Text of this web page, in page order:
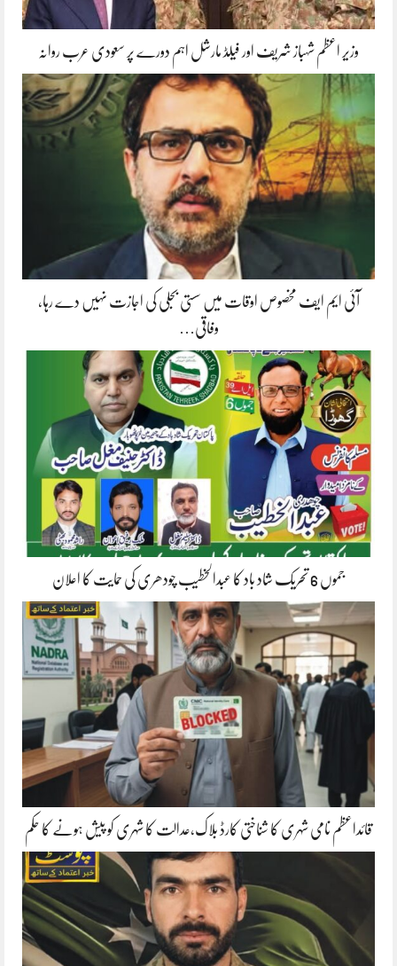
وزیر اعظم شہباز شریف اور فیلڈ مارشل اہم دورے پر سعودی عرب روانہ
آئی ایم ایف مخصوص اوقات میں سستی بجلی کی اجازت نہیں دے رہا،
وفاقی…
جموں 6 تحریک شاد باد کا عبدالخطیب چودھری کی حمایت کا اعلان
قائداعظم نامی شہری کا شناختی کارڈ بلاک،عدالت کا شہری کو پیش ہونے کا حکم